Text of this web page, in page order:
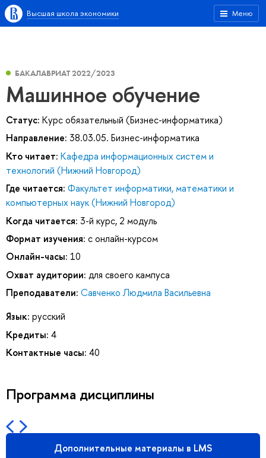
Меню
Высшая школа экономики
БАКАЛАВРИАТ 2022/2023
Машинное обучение
Статус: Курс обязательный (Бизнес-информатика)
Направление: 38.03.05. Бизнес-информатика
Кто читает: Кафедра информационных систем и
технологий (Нижний Новгород)
Где читается: Факультет информатики, математики и
компьютерных наук (Нижний Новгород)
Когда читается: 3-й курс, 2 модуль
Формат изучения: с онлайн-курсом
Онлайн-часы: 10
Охват аудитории: для своего кампуса
Преподаватели: Савченко Людмила Васильевна
Язык: русский
Кредиты: 4
Контактные часы: 40
Программа дисциплины
Дополнительные материалы в LMS